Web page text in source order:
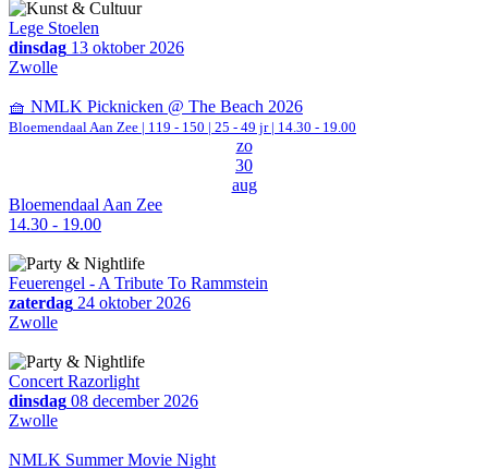
Lege Stoelen
dinsdag 13 oktober 2026
Zwolle
🧺 NMLK Picknicken @ The Beach 2026
Bloemendaal Aan Zee | 119 - 150 | 25 - 49 jr | 14.30 - 19.00
zo
30
aug
Bloemendaal Aan Zee
14.30 - 19.00
Feuerengel - A Tribute To Rammstein
zaterdag 24 oktober 2026
Zwolle
Concert Razorlight
dinsdag 08 december 2026
Zwolle
NMLK Summer Movie Night